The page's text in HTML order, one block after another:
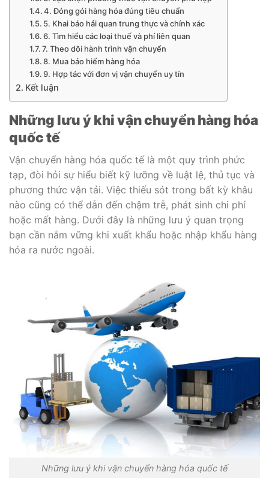
4. Đóng gói hàng hóa đúng tiêu chuẩn
5. Khai báo hải quan trung thực và chính xác
6. Tìm hiểu các loại thuế và phí liên quan
7. Theo dõi hành trình vận chuyển
8. Mua bảo hiểm hàng hóa
9. Hợp tác với đơn vị vận chuyển uy tín
Kết luận
Những lưu ý khi vận chuyển hàng hóa
quốc tế
Vận chuyển hàng hóa quốc tế là một quy trình phức
tạp, đòi hỏi sự hiểu biết kỹ lưỡng về luật lệ, thủ tục và
phương thức vận tải. Việc thiếu sót trong bất kỳ khâu
nào cũng có thể dẫn đến chậm trễ, phát sinh chi phí
hoặc mất hàng. Dưới đây là những lưu ý quan trọng
bạn cần nắm vững khi xuất khẩu hoặc nhập khẩu hàng
hóa ra nước ngoài.
Những lưu ý khi vận chuyển hàng hóa quốc tế